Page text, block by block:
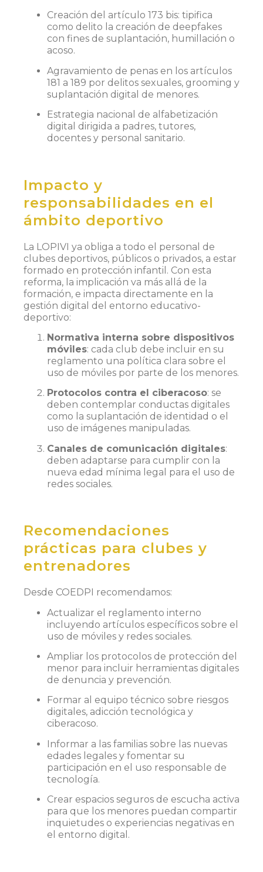
Creación del artículo 173 bis: tipifica
como delito la creación de deepfakes
con fines de suplantación, humillación o
acoso.
Agravamiento de penas en los artículos
181 a 189 por delitos sexuales, grooming y
suplantación digital de menores.
Estrategia nacional de alfabetización
digital dirigida a padres, tutores,
docentes y personal sanitario.
Impacto y
responsabilidades en el
ámbito deportivo
La LOPIVI ya obliga a todo el personal de
clubes deportivos, públicos o privados, a estar
formado en protección infantil. Con esta
reforma, la implicación va más allá de la
formación, e impacta directamente en la
gestión digital del entorno educativo-
deportivo:
Normativa interna sobre dispositivos
móviles: cada club debe incluir en su
reglamento una política clara sobre el
uso de móviles por parte de los menores.
Protocolos contra el ciberacoso: se
deben contemplar conductas digitales
como la suplantación de identidad o el
uso de imágenes manipuladas.
Canales de comunicación digitales:
deben adaptarse para cumplir con la
nueva edad mínima legal para el uso de
redes sociales.
Recomendaciones
prácticas para clubes y
entrenadores
Desde COEDPI recomendamos:
Actualizar el reglamento interno
incluyendo artículos específicos sobre el
uso de móviles y redes sociales.
Ampliar los protocolos de protección del
menor para incluir herramientas digitales
de denuncia y prevención.
Formar al equipo técnico sobre riesgos
digitales, adicción tecnológica y
ciberacoso.
Informar a las familias sobre las nuevas
edades legales y fomentar su
participación en el uso responsable de
tecnología.
Crear espacios seguros de escucha activa
para que los menores puedan compartir
inquietudes o experiencias negativas en
el entorno digital.